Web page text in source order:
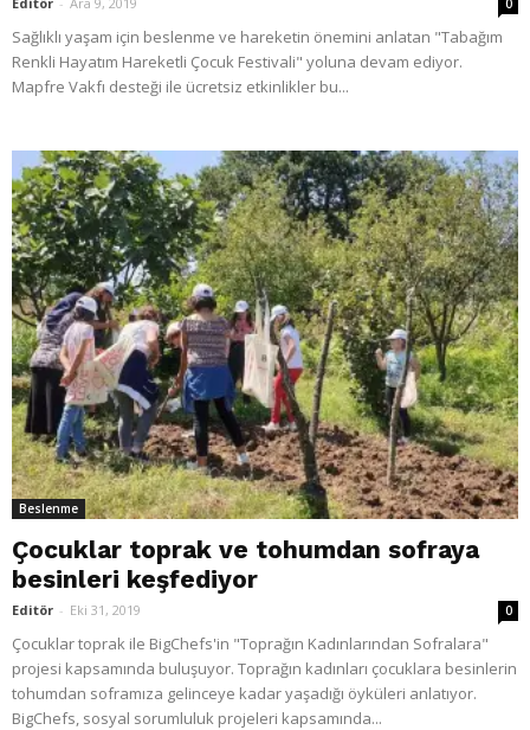
0
Sağlıklı yaşam için beslenme ve hareketin önemini anlatan "Tabağım
Renkli Hayatım Hareketli Çocuk Festivali" yoluna devam ediyor.
Mapfre Vakfı desteği ile ücretsiz etkinlikler bu...
Beslenme
Çocuklar toprak ve tohumdan sofraya
besinleri keşfediyor
Editör - Eki 31, 2019 0
Çocuklar toprak ile BigChefs'in "Toprağın Kadınlarından Sofralara"
projesi kapsamında buluşuyor. Toprağın kadınları çocuklara besinlerin
tohumdan soframıza gelinceye kadar yaşadığı öyküleri anlatıyor.
BigChefs, sosyal sorumluluk projeleri kapsamında...